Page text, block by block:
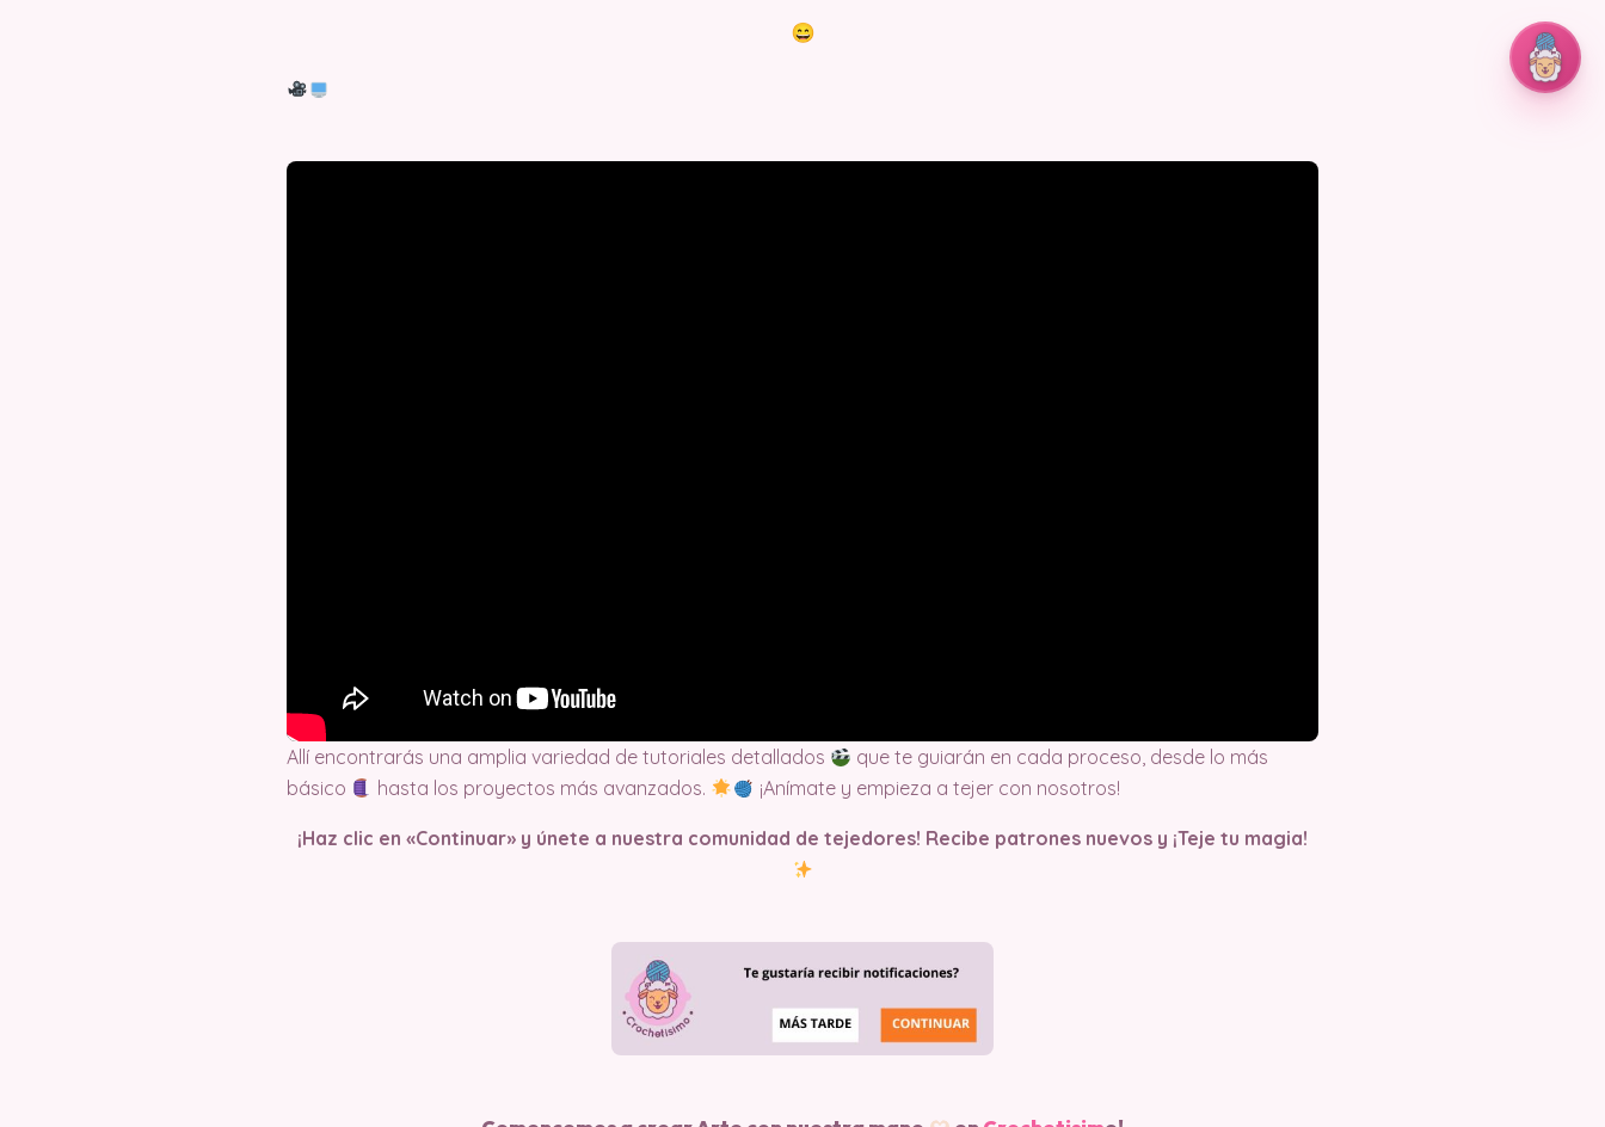
Allí encontrarás una amplia variedad de tutoriales detallados
que te guiarán en cada proceso, desde lo más
básico
hasta los proyectos más avanzados. ¡Anímate y empieza a tejer con nosotros!
¡Haz clic en «Continuar» y únete a nuestra comunidad de tejedores! Recibe patrones nuevos y ¡Teje tu magia!